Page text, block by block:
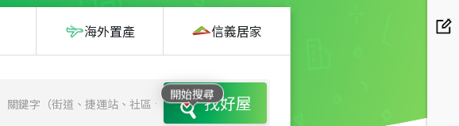
海外置產 信義居家
開始搜尋
找好屋